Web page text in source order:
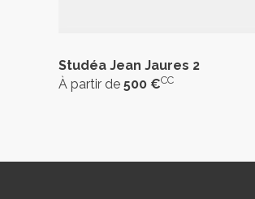
Studéa Jean Jaures 2
À partir de 500 €CC